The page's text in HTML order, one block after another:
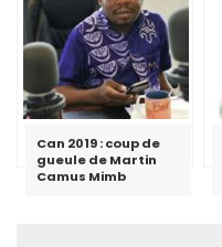
Can 2019 : coup de
gueule de Martin
Camus Mimb